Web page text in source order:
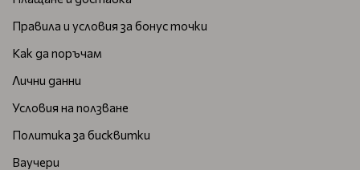
Правила и условия за бонус точки
Как да поръчам
Лични данни
Условия на ползване
Политика за бисквитки
Ваучери